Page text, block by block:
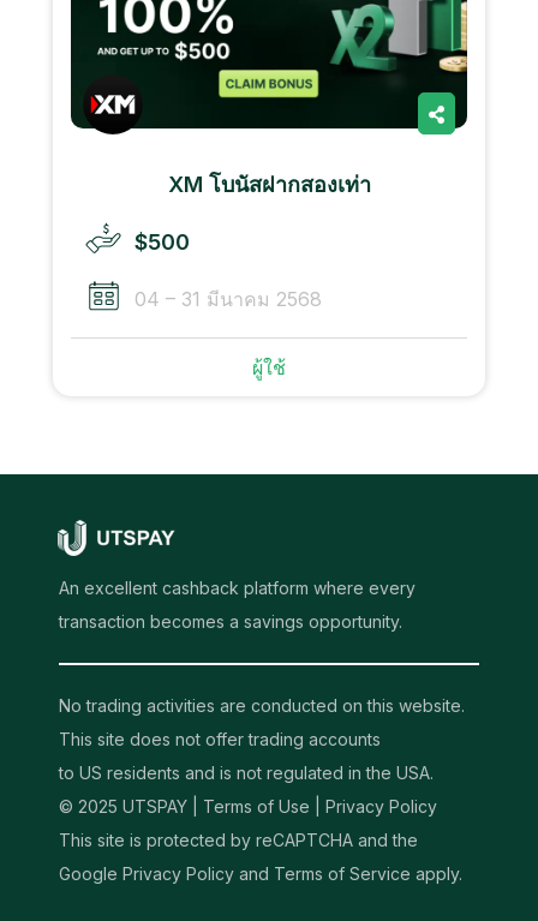
XM โบนัสฝากสองเท่า
$500
04 – 31 มีนาคม 2568
ผู้ใช้
An excellent cashback platform where every
transaction becomes a savings opportunity.
No trading activities are conducted on this website.
This site does not offer trading accounts
to US residents and is not regulated in the USA.
© 2025 UTSPAY | Terms of Use
Privacy Policy
This site is protected by reCAPTCHA and the
Google Privacy Policy and Terms of Service apply.